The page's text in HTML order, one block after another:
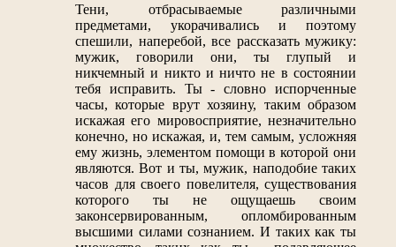
Тени, отбрасываемые различными
предметами, укорачивались и поэтому
спешили, наперебой, все рассказать мужику:
мужик, говорили они, ты глупый и
никчемный и никто и ничто не в состоянии
тебя исправить. Ты - словно испорченные
часы, которые врут хозяину, таким образом
искажая его мировосприятие, незначительно
конечно, но искажая, и, тем самым, усложняя
ему жизнь, элементом помощи в которой они
являются. Вот и ты, мужик, наподобие таких
часов для своего повелителя, существования
которого ты не ощущаешь своим
законсервированным, опломбированным
высшими силами сознанием. И таких как ты